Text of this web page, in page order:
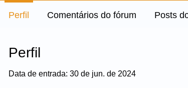
Perfil
Data de entrada: 30 de jun. de 2024
Perfil Comentários do fórum Posts